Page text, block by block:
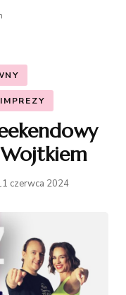
Wojtkiem
czerwca 2024